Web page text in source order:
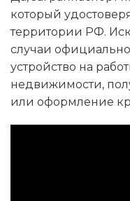
который
территории РФ.
случаи
устройство на
недвижимости,
или оформление